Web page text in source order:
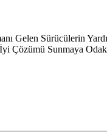
Gelen Sürücülerin
Çözümü Sunmaya